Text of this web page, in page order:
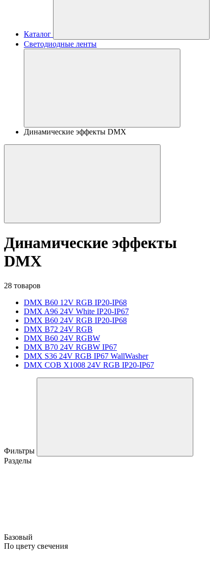
Каталог
Светодиодные ленты
Динамические эффекты DMX
Динамические эффекты
DMX
28 товаров
DMX B60 12V RGB IP20-IP68
DMX A96 24V White IP20-IP67
DMX B60 24V RGB IP20-IP68
DMX B72 24V RGB
DMX B60 24V RGBW
DMX B70 24V RGBW IP67
DMX S36 24V RGB IP67 WallWasher
DMX COB X1008 24V RGB IP20-IP67
Фильтры
Разделы
Базовый
По цвету свечения